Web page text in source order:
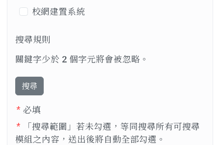
搜尋範圍
校網建置系統
搜尋規則
關鍵字少於 2 個字元將會被忽略。
搜尋
* 必填
* 「搜尋範圍」若未勾選，等同搜尋所有可搜尋
模組之內容，送出後將自動全部勾選。